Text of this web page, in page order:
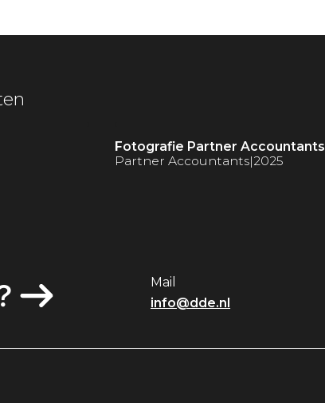
Fotografie Partner Accountants
Partner Accountants|2025
Mail
info@dde.nl